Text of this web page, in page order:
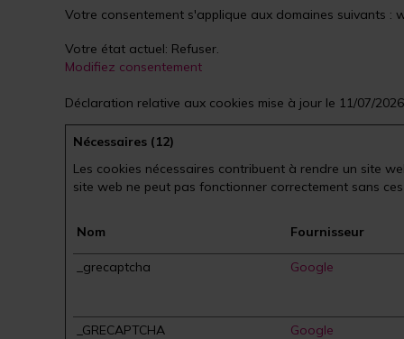
Votre consentement s'applique aux domaines suivants :
Votre état ​​actuel: Refuser.
Modifiez consentement
Déclaration relative aux cookies mise à jour le 11/07/
Nécessaires (12)
Les cookies nécessaires contribuent à rendre un site
site web ne peut pas fonctionner correctement sans
Nom Fournisseur
_grecaptcha Google
_GRECAPTCHA Google